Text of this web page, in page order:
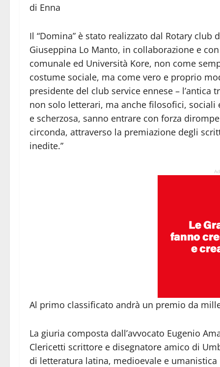
di Enna
Il “Domina” è stato realizzato dal Rotary club
Giuseppina Lo Manto, in collaborazione e
comunale ed Università Kore, non come
costume sociale, ma come vero e proprio
presidente del club service ennese –
non solo letterari, ma anche filosofici,
e scherzosa, sanno entrare con forza
circonda, attraverso la premiazione degli
inedite.”
Al primo classificato andrà un premio da
La giuria composta dall’avvocato Eugenio
Clericetti scrittore e disegnatore amico di
di letteratura latina, medioevale e umanistica